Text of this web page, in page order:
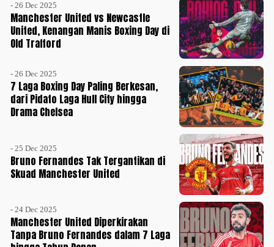
- 26 Dec 2025
Manchester United vs Newcastle
United, Kenangan Manis Boxing Day di
Old Trafford
- 26 Dec 2025
7 Laga Boxing Day Paling Berkesan,
dari Pidato Laga Hull City hingga
Drama Chelsea
- 25 Dec 2025
Bruno Fernandes Tak Tergantikan di
Skuad Manchester United
- 24 Dec 2025
Manchester United Diperkirakan
Tanpa Bruno Fernandes dalam 7 Laga